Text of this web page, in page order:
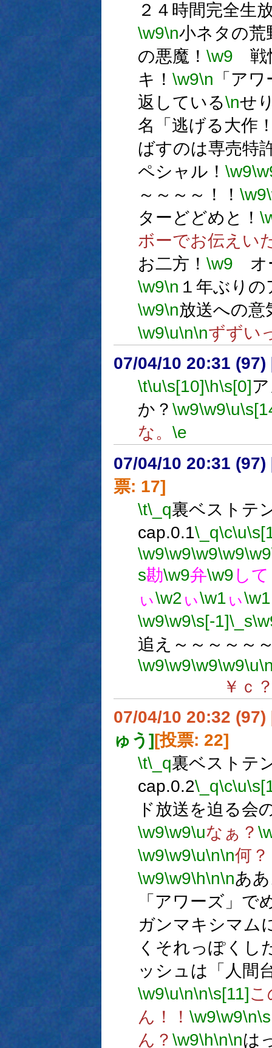
２４時間完全生
\w9\n小ネタの荒
の悪魔！ \w9 戦
キ！ \w9\n 「ア
返している\nせ
名「逃げる大作
ばすのは専売特
ペシャル！ \w9
～～～～！！ \w9
ターどどめと！
ボーでお伝えい
お二方！ \w9 オ
\w9\n １年ぶり
\w9\n放送への意
\w9\u\n\nずずい
07/04/10 20:31 (97)
\t\u\s[10]\h\s[0]
か？ \w9\w9\u
な。 \e
07/04/10 20:31 (97)
票: 17]
\t\_q裏ベストテ
cap.0.1\_q\c\u
\w9\w9\w9\w9\w9
s勘\w9弁\w9 し
ぃ\w2ぃ\w1ぃ\w1
\w9\w9\s[-1]\_s
追え～～～～～
\w9\w9\w9\w9\u
￥ｃ
07/04/10 20:32 (97)
ゅう][投票: 22]
\t\_q裏ベストテ
cap.0.2\_q\c\u
ド放送を迫る会
\w9\w9\uなぁ？
\w9\w9\u\n\n何
\w9\w9\h\n\nあ
「アワーズ」で
ガンマキシマム
くそれっぽくし
ッシュは「人間
\w9\u\n\n\s[11]
ん！！ \w9\w9\n
ん？ \w9\h\n\nは